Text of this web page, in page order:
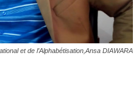
et de l’Alphabétisation,Ansa DIAWARA